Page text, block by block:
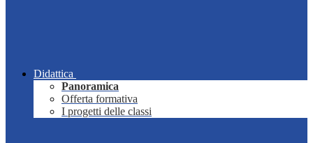
Didattica
Panoramica
Offerta formativa
I progetti delle classi